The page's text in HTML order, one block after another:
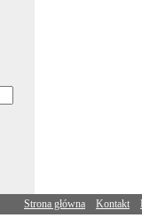
Strona główna Kontakt